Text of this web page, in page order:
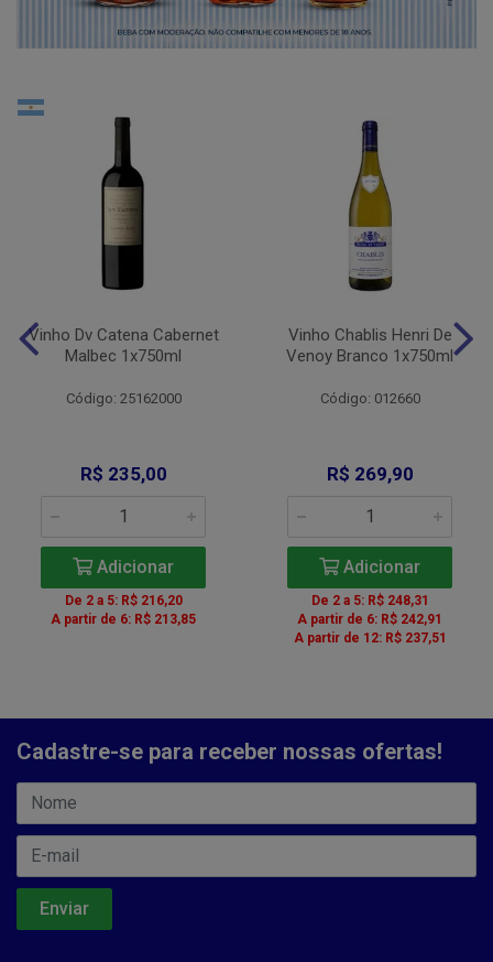
Vinho Dv Catena Cabernet
Malbec 1x750ml
Código: 25162000
R$ 235,00
Adicionar
De 2 a 5: R$ 216,20
A partir de 6: R$ 213,85
Vinho Chablis Henri De
Venoy Branco 1x750ml
Código: 012660
R$ 269,90
Adicionar
De 2 a 5: R$ 248,31
A partir de 6: R$ 242,91
A partir de 12: R$ 237,51
Cadastre-se para receber nossas ofertas!